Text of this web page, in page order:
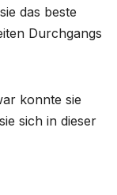
das beste
Durchgangs
konnte sie
sich in dieser